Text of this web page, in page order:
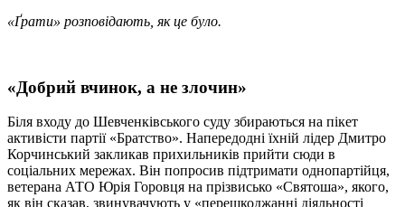
«Ґрати» розповідають, як це було.
«Добрий вчинок, а не злочин»
Біля входу до Шевченківського суду збираються на пікет
активісти партії «Братство». Напередодні їхній лідер Дмитро
Корчинський закликав прихильників прийти сюди в
соціальних мережах. Він попросив підтримати однопартійця,
ветерана АТО Юрія Горовця на прізвисько «Святоша», якого,
як він сказав, звинувачують у «перешкоджанні діяльності